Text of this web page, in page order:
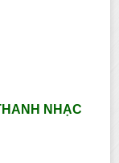
NHẠC